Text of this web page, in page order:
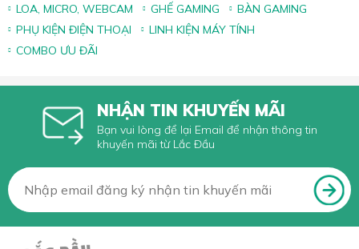
LOA, MICRO, WEBCAM
GHẾ GAMING
BÀN GAMING
PHỤ KIỆN ĐIỆN THOẠI
LINH KIỆN MÁY TÍNH
COMBO ƯU ĐÃI
NHẬN TIN KHUYẾN MÃI
Bạn vui lòng để lại Email để nhận thông tin
khuyến mãi từ Lắc Đầu